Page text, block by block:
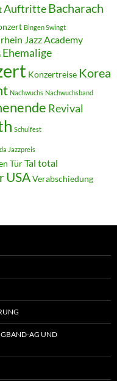
AuftritteBacharach
Bingen Swingt
Jazz Academy
Ehemalige
Konzertreise Korea
Nachwuchs Nachwuchsband
Revival
Schulfest
Jazzpreis
TürTal total
USAVerabschiedung
AG UND